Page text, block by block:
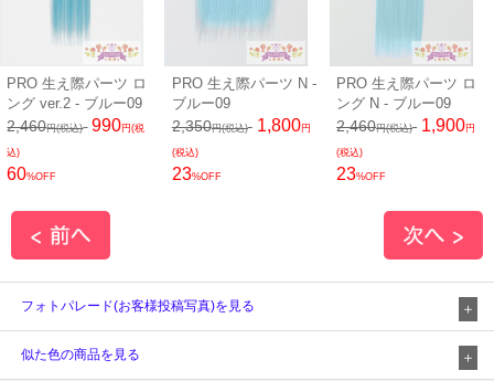
PRO 生え際パーツ ロ
ング ver.2 - ブルー09
2,460円(税込) 990円(税
込)
60%OFF
PRO 生え際パーツ N -
ブルー09
2,350円(税込) 1,800円
(税込)
23%OFF
PRO 生え際パーツ ロ
ング N - ブルー09
2,460円(税込) 1,900円
(税込)
23%OFF
フォトパレード(お客様投稿写真)を見る
似た色の商品を見る